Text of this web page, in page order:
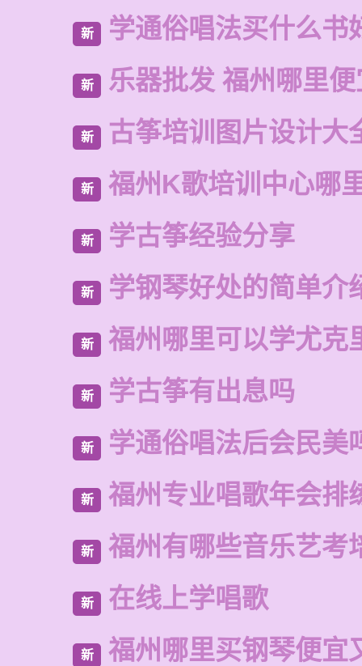
新 学通俗唱法买什么书
新 乐器批发 福州哪里
新 古筝培训图片设计大
新 福州K歌培训中心哪
新 学古筝经验分享
新 学钢琴好处的简单介
新 福州哪里可以学尤克
新 学古筝有出息吗
新 学通俗唱法后会民美
新 福州专业唱歌年会排
新 福州有哪些音乐艺考
新 在线上学唱歌
新 福州哪里买钢琴便宜